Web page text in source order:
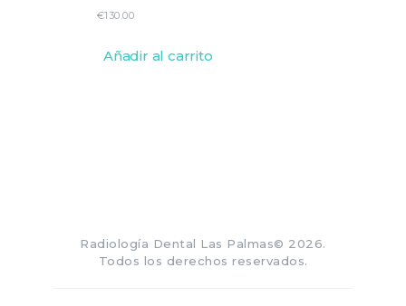
€130.00
Añadir al carrito
Radiología Dental Las Palmas© 2026.
Todos los derechos reservados.